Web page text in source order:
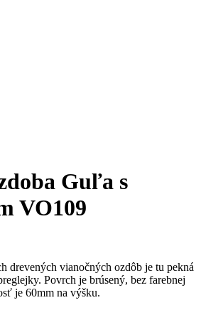
Guľa s
VO109
drevených vianočných ozdôb je tu pekná
Povrch je brúsený, bez farebnej
je 60mm na výšku.